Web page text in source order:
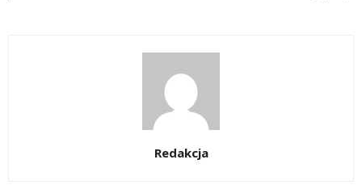
Redakcja